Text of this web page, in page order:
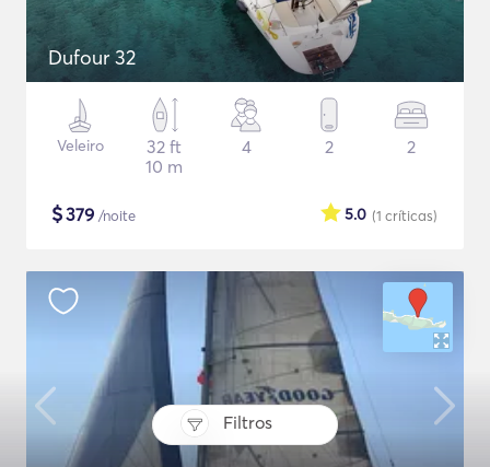
Filtros
Dufour 32
Veleiro
32 ft
10 m
4 2 2
$379 /noite (1 críticas)
5.0